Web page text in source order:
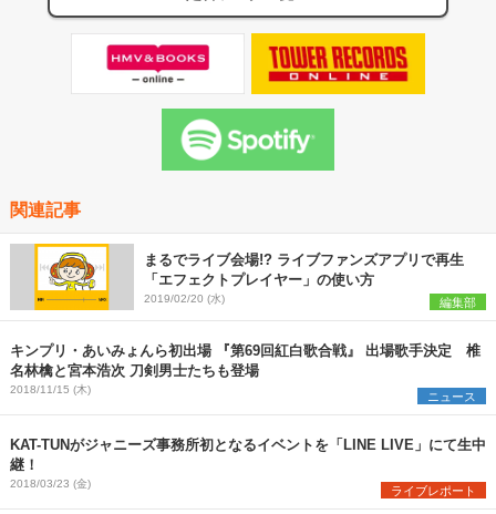
関連記事
まるでライブ会場!? ライブファンズアプリで再生
「エフェクトプレイヤー」の使い方
2019/02/20 (水) 編集部
キンプリ・あいみょんら初出場 『第69回紅白歌合戦』 出場歌手決定 椎
名林檎と宮本浩次 刀剣男士たちも登場
2018/11/15 (木) ニュース
KAT-TUNがジャニーズ事務所初となるイベントを「LINE LIVE」にて生中
継！
2018/03/23 (金) ライブレポート